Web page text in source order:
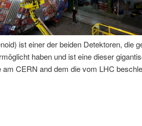
ist einer der beiden Detektoren, die
haben und ist eine dieser
CERN and dem die vom LHC